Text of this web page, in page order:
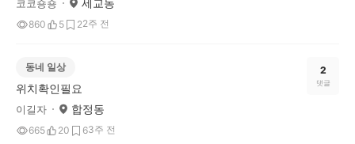
코코숑숑 세교동
860 5 22주 전
동네 일상
위치확인필요
이길자 합정동
665 20 63주 전
2
댓글